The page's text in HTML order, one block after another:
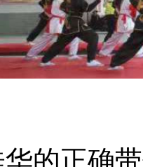
的正确